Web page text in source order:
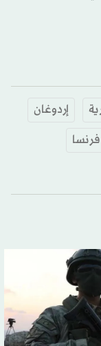
إردوغان
فرنسا